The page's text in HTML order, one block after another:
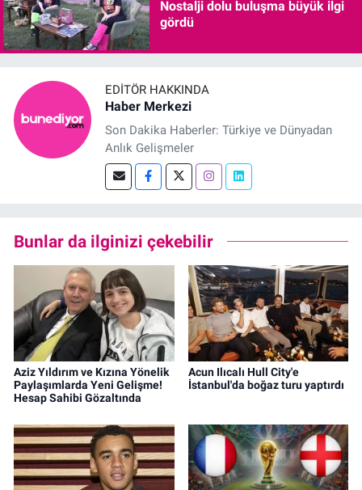
Nostalji dolu buluşma büyük ilgi
gördü
EDITÖR HAKKINDA
Haber Merkezi
Son Dakika Haberler: Türkiye ve Dünyadan
Anlık Gelişmeler
Bunlar da ilginizi çekebilir
Aziz Yıldırım ve Kızına Yönelik
Paylaşımlarda Yeni Gelişme!
Hesap Sahibi Gözaltında
Acun Ilıcalı Hull City'e
İstanbul'da boğaz turu yaptırdı